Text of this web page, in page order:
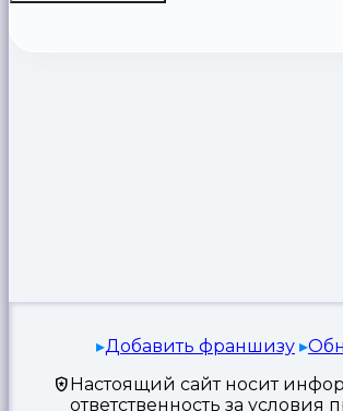
Добавить франшизу
Настоящий сайт носит
ответственность за